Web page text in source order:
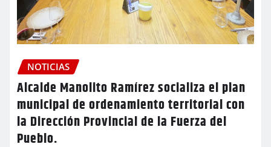
NOTICIAS
Alcalde Manolito Ramírez socializa el plan
municipal de ordenamiento territorial con
la Dirección Provincial de la Fuerza del
Pueblo.